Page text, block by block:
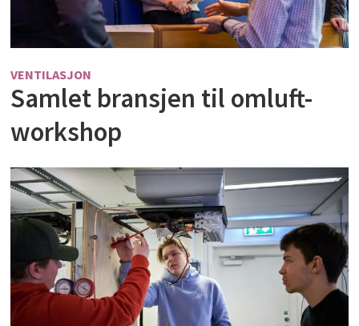
VENTILASJON
Samlet bransjen til omluft-
workshop